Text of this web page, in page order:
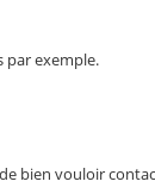
par exemple.
bien vouloir